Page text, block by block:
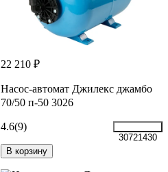
22 210 ₽
Насос-автомат Джилекс джамбо
70/50 п-50 3026
4.6(9)
30721430
В корзину